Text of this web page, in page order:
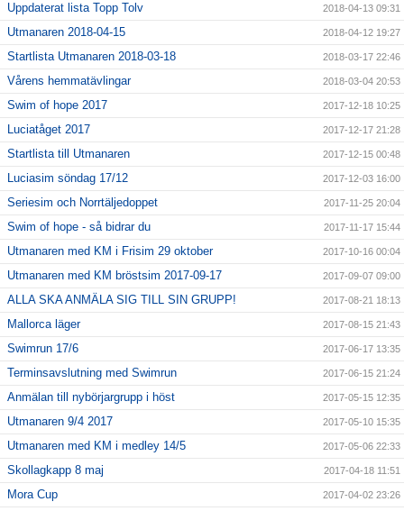
Uppdaterat lista Topp Tolv 2018-04-13 09:31
Utmanaren 2018-04-15 2018-04-12 19:27
Startlista Utmanaren 2018-03-18 2018-03-17 22:46
Vårens hemmatävlingar 2018-03-04 20:53
Swim of hope 2017 2017-12-18 10:25
Luciatåget 2017 2017-12-17 21:28
Startlista till Utmanaren 2017-12-15 00:48
Luciasim söndag 17/12 2017-12-03 16:00
Seriesim och Norrtäljedoppet 2017-11-25 20:04
Swim of hope - så bidrar du 2017-11-17 15:44
Utmanaren med KM i Frisim 29 oktober 2017-10-16 00:04
Utmanaren med KM bröstsim 2017-09-17 2017-09-07 09:00
ALLA SKA ANMÄLA SIG TILL SIN GRUPP! 2017-08-21 18:13
Mallorca läger 2017-08-15 21:43
Swimrun 17/6 2017-06-17 13:35
Terminsavslutning med Swimrun 2017-06-15 21:24
Anmälan till nybörjargrupp i höst 2017-05-15 12:35
Utmanaren 9/4 2017 2017-05-10 15:35
Utmanaren med KM i medley 14/5 2017-05-06 22:33
Skollagkapp 8 maj 2017-04-18 11:51
Mora Cup 2017-04-02 23:26